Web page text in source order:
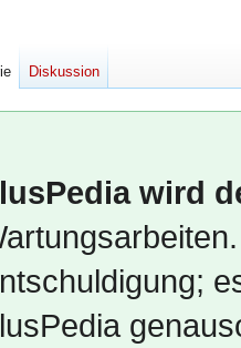
wird
Diskussion